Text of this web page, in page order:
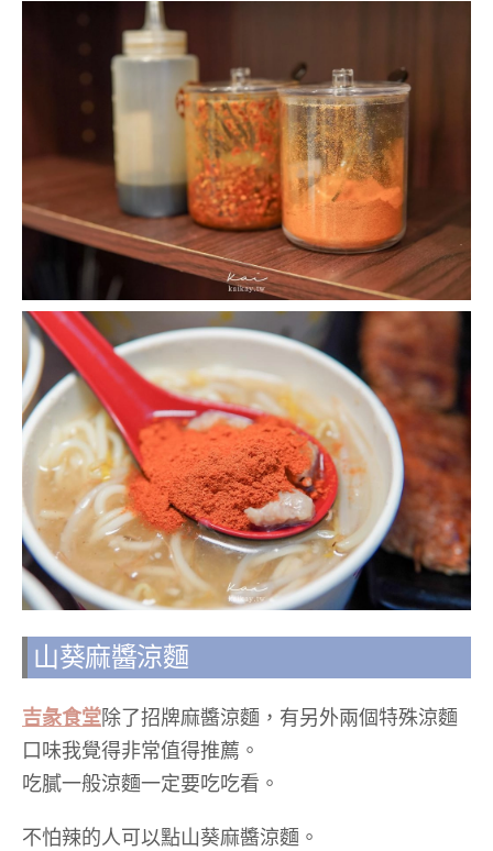
山葵麻醬涼麵
吉彖食堂除了招牌麻醬涼麵，有另外兩個特殊涼麵
口味我覺得非常值得推薦。
吃膩一般涼麵一定要吃吃看。
不怕辣的人可以點山葵麻醬涼麵。